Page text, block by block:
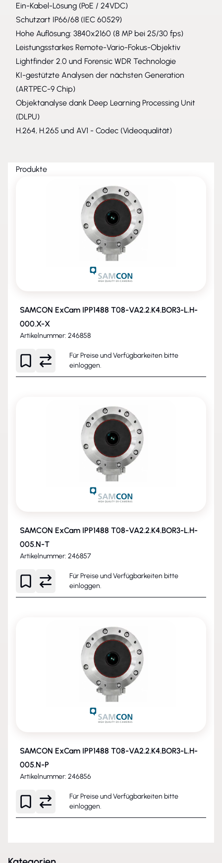
Ein-Kabel-Lösung (PoE / 24VDC)
Schutzart IP66/68 (IEC 60529)
Hohe Auflösung: 3840x2160 (8 MP bei 25/30 fps)
Leistungsstarkes Remote-Vario-Fokus-Objektiv
Lightfinder 2.0 und Forensic WDR Technologie
KI-gestützte Analysen der nächsten Generation
(ARTPEC-9 Chip)
Objektanalyse dank Deep Learning Processing Unit
(DLPU)
H.264, H.265 und AV1 - Codec (Videoqualität)
Produkte
SAMCON ExCam IPP1488 T08-VA2.2.K4.BOR3-L.H-
000.X-X
Artikelnummer: 246858
Für Preise und Verfügbarkeiten bitte
einloggen.
SAMCON ExCam IPP1488 T08-VA2.2.K4.BOR3-L.H-
005.N-T
Artikelnummer: 246857
Für Preise und Verfügbarkeiten bitte
einloggen.
SAMCON ExCam IPP1488 T08-VA2.2.K4.BOR3-L.H-
005.N-P
Artikelnummer: 246856
Für Preise und Verfügbarkeiten bitte
einloggen.